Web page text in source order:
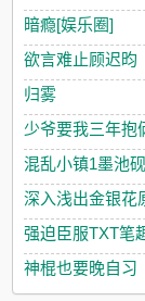
暗瘾[娱乐圈]
欲言难止顾迟昀
归雾
少爷要我三年抱
混乱小镇1墨池砚
深入浅出金银花
强迫臣服TXT笔
神棍也要晚自习